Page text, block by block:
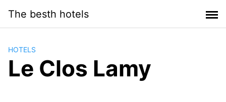
contenido
The besth hotels
HOTELS
Le Clos Lamy